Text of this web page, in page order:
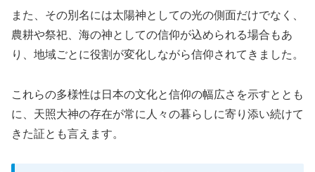
また、その別名には太陽神としての光の側面だけでなく、
農耕や祭祀、海の神としての信仰が込められる場合もあ
り、地域ごとに役割が変化しながら信仰されてきました。
これらの多様性は日本の文化と信仰の幅広さを示すととも
に、天照大神の存在が常に人々の暮らしに寄り添い続けて
きた証とも言えます。